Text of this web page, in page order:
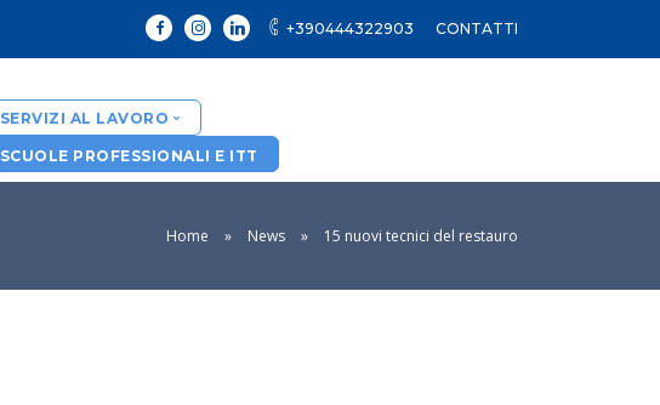
+390444322903 CONTATTI
SERVIZI AL LAVORO
Servizi al lavoro
SCUOLE PROFESSIONALI E ITT
Home News 15 nuovi tecnici del restauro